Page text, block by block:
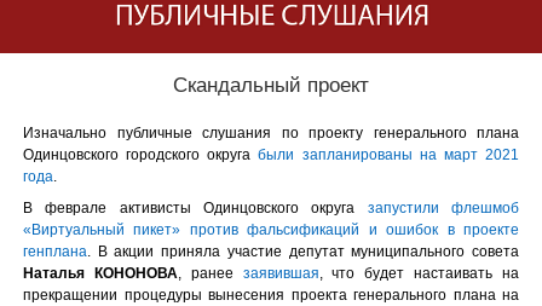
Скандальный проект
Изначально публичные слушания по проекту генерального плана
Одинцовского городского округабыли запланированы на март 2021
года.
В феврале активисты Одинцовского округа запустили флешмоб
«Виртуальный пикет» против фальсификаций и ошибок в проекте
генплана. В акции приняла участие депутат муниципального совета
Наталья КОНОНОВА, ранее заявившая, что будет настаивать на
прекращении процедуры вынесения проекта генерального плана на